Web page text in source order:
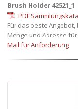
Brush Holder 42521_1
PDF
Für das beste
Menge und Adresse
Mail für Anforderung